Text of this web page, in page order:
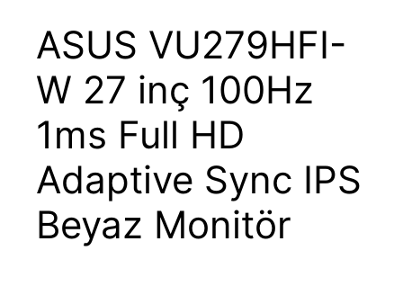
ASUS VU279HFI-
W 27 inç 100Hz
1ms Full HD
Adaptive Sync IPS
Beyaz Monitör